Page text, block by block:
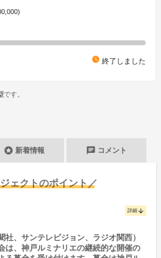
watch_later 終了しました
です。
stars 新着情報 chat コメント
ェクトのポイント／
詳細 arrow_downward
、サンテレビジョン、ラジオ関西）
は、神戸ルミナリエの継続的な開催の